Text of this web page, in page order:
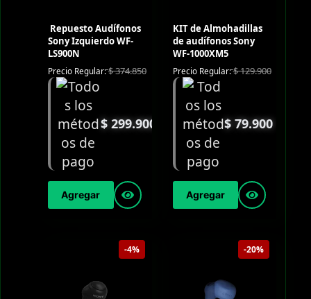
Repuesto Audífonos
Sony Izquierdo WF-
LS900N
Precio Regular:$374.850
$299.900
Agregar
KIT de Almohadillas
de audífonos Sony
WF-1000XM5
Precio Regular:$129.900
$79.900
Agregar
-4% -20%